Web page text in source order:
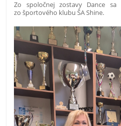
Zo spoločnej zostavy Dance sa
zo športového klubu ŠA Shine.